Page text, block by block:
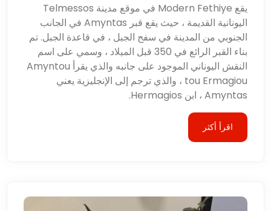
يقع Modern Fethiye في موقع مدينة Telmessos
اليونانية القديمة ، حيث يقع قبر Amyntas في الجانب
الجنوبي من المدينة في سفح الجبل ، في قاعدة الجبل. تم
بناء القبر الرائع في 350 قبل الميلاد ، وسمي على اسم
النقش اليوناني الموجود على جانبه والذي يقرأ Amyntou
tou Ermagiou ، والذي ترجم إلى الإنجليزية يعني
Amyntas ، ابن Hermagios.
اقرأ أكثر